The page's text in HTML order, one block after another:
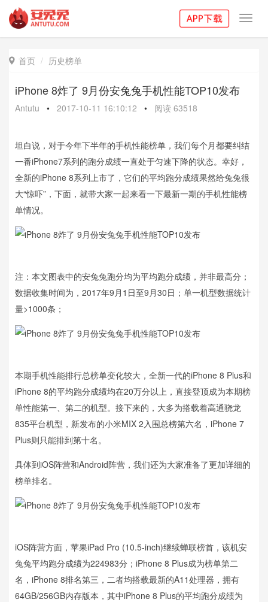
 首页 历史榜单
iPhone 8炸了 9月份安兔兔手机性能TOP10发布
Antutu • 2017-10-11 16:10:12 • 阅读 63518
坦白说，对于今年下半年的手机性能榜单，我们每个月都要纠结
一番iPhone7系列的跑分成绩一直处于匀速下降的状态。幸好，
全新的iPhone 8系列上市了，它们的平均跑分成绩果然给兔兔很
大“惊吓”，下面，就带大家一起来看一下最新一期的手机性能榜
单情况。
注：本文图表中的安兔兔跑分均为平均跑分成绩，并非最高分；
数据收集时间为，2017年9月1日至9月30日；单一机型数据统计
量>1000条；
本期手机性能排行总榜单变化较大，全新一代的iPhone 8 Plus和
iPhone 8的平均跑分成绩均在20万分以上，直接登顶成为本期榜
单性能第一、第二的机型。接下来的，大多为搭载着高通骁龙
835平台机型，新发布的小米MIX 2入围总榜第六名，iPhone 7
Plus则只能排到第十名。
具体到iOS阵营和Android阵营，我们还为大家准备了更加详细的
榜单排名。
iOS阵营方面，苹果iPad Pro (10.5-inch)继续蝉联榜首，该机安
兔兔平均跑分成绩为224983分；iPhone 8 Plus成为榜单第二
名，iPhone 8排名第三，二者均搭载最新的A11处理器，拥有
64GB/256GB内存版本，其中iPhone 8 Plus的平均跑分成绩为